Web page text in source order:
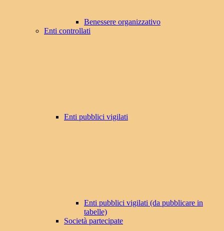
Benessere organizzativo
Enti controllati
Enti pubblici vigilati
Enti pubblici vigilati (da pubblicare in
tabelle)
Società partecipate